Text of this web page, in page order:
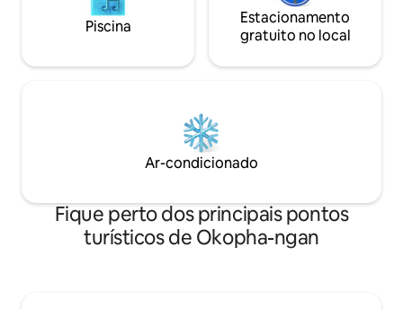
Piscina
Estacionamento
gratuito no local
Ar-condicionado
Fique perto dos principais pontos
turísticos de Okopha-ngan